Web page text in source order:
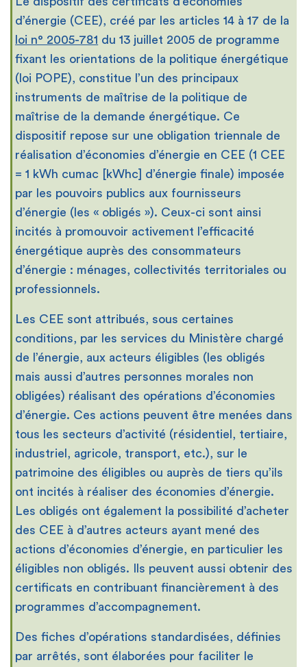
d’énergie (CEE), créé par les articles 14 à 17 de la
loi n° 2005-781 du 13 juillet 2005 de programme
fixant les orientations de la politique énergétique
(loi POPE), constitue l’un des principaux
instruments de maîtrise de la politique de
maîtrise de la demande énergétique. Ce
dispositif repose sur une obligation triennale de
réalisation d’économies d’énergie en CEE (1 CEE
= 1 kWh cumac [kWhc] d’énergie finale) imposée
par les pouvoirs publics aux fournisseurs
d’énergie (les « obligés »). Ceux-ci sont ainsi
incités à promouvoir activement l’efficacité
énergétique auprès des consommateurs
d’énergie : ménages, collectivités territoriales ou
professionnels.
Les CEE sont attribués, sous certaines
conditions, par les services du Ministère chargé
de l’énergie, aux acteurs éligibles (les obligés
mais aussi d’autres personnes morales non
obligées) réalisant des opérations d’économies
d’énergie. Ces actions peuvent être menées dans
tous les secteurs d’activité (résidentiel, tertiaire,
industriel, agricole, transport, etc.), sur le
patrimoine des éligibles ou auprès de tiers qu’ils
ont incités à réaliser des économies d’énergie.
Les obligés ont également la possibilité d’acheter
des CEE à d’autres acteurs ayant mené des
actions d’économies d’énergie, en particulier les
éligibles non obligés. Ils peuvent aussi obtenir des
certificats en contribuant financièrement à des
programmes d’accompagnement.
Des fiches d’opérations standardisées, définies
par arrêtés, sont élaborées pour faciliter le